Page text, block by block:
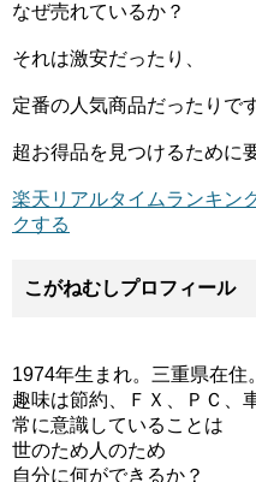
なぜ売れているか？
それは激安だったり、
定番の人気商品だったりで
超お得品を見つけるために
楽天リアルタイムランキン
クする
こがねむしプロフィール
1974年生まれ。三重県在住。
趣味は節約、ＦＸ、ＰＣ、
常に意識していることは
世のため人のため
自分に何ができるか？